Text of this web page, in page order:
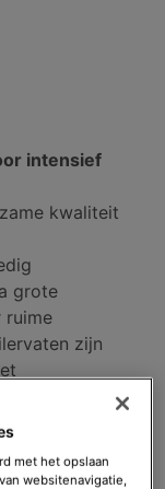
intensief
kwaliteit
grote
ruime
zijn
oplossingen en
als
met het opslaan
websitenavigatie,